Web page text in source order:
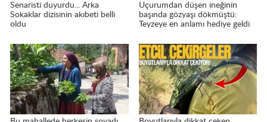
Senaristi duyurdu... Arka
Sokaklar dizisinin akıbeti belli
oldu
Uçurumdan düşen ineğinin
başında gözyaşı dökmüştü:
Teyzeye en anlamı hediye geldi